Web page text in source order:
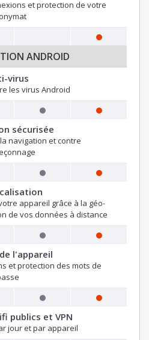
et protection de votre
ANDROID
virus
les virus Android
sécurisée
navigation et contre
appareil grâce à la géo-
de vos données à distance
l'appareil
et protection des mots de
publics et VPN
jour et par appareil